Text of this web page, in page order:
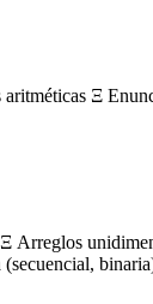
Ξ
Arreglos